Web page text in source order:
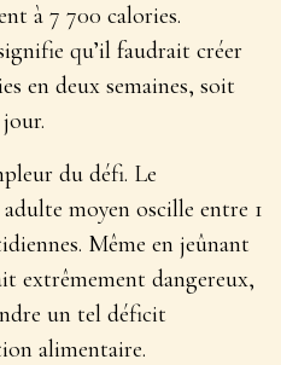
à 7 700 calories.
qu’il faudrait créer
en deux semaines, soit
du défi. Le
moyen oscille entre 1
Même en jeûnant
extrêmement dangereux,
un tel déficit
alimentaire.